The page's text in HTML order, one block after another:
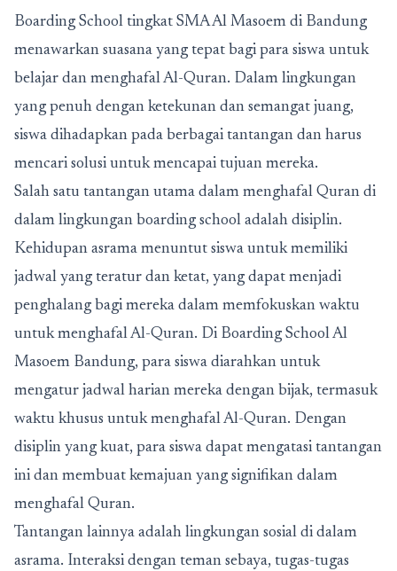
Boarding School tingkat SMA Al Masoem di Bandung
menawarkan suasana yang tepat bagi para siswa untuk
belajar dan menghafal Al-Quran. Dalam lingkungan
yang penuh dengan ketekunan dan semangat juang,
siswa dihadapkan pada berbagai tantangan dan harus
mencari solusi untuk mencapai tujuan mereka.
Salah satu tantangan utama dalam menghafal Quran di
dalam lingkungan boarding school adalah disiplin.
Kehidupan asrama menuntut siswa untuk memiliki
jadwal yang teratur dan ketat, yang dapat menjadi
penghalang bagi mereka dalam memfokuskan waktu
untuk menghafal Al-Quran. Di Boarding School Al
Masoem Bandung, para siswa diarahkan untuk
mengatur jadwal harian mereka dengan bijak, termasuk
waktu khusus untuk menghafal Al-Quran. Dengan
disiplin yang kuat, para siswa dapat mengatasi tantangan
ini dan membuat kemajuan yang signifikan dalam
menghafal Quran.
Tantangan lainnya adalah lingkungan sosial di dalam
asrama. Interaksi dengan teman sebaya, tugas-tugas